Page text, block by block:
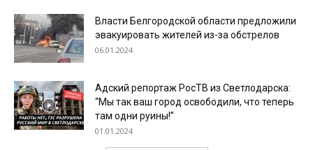
Власти Белгородской области предложили
эвакуировать жителей из-за обстрелов
06.01.2024
Адский репортаж РосТВ из Светлодарска:
“Мы так ваш город освободили, что теперь
там одни руины!”
01.01.2024